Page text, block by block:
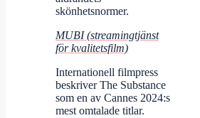
skönhetsnormer.
MUBI (streamingtjänst
för kvalitetsfilm)
Internationell filmpress
beskriver The Substance
som en av Cannes 2024:s
mest omtalade titlar.